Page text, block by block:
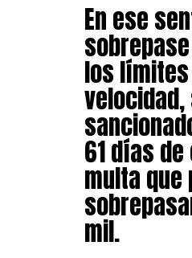
En ese
los
61 días
multa que
mil.